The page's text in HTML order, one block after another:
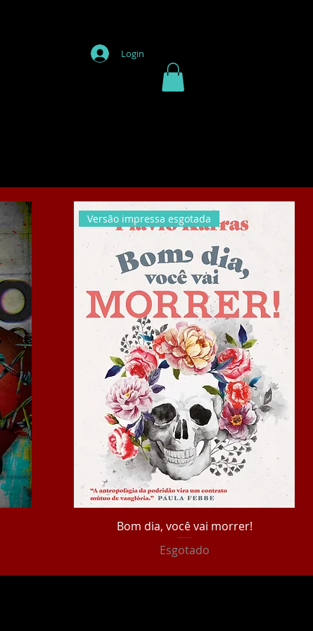
Login
Versão impressa esgotada
Bom dia, você vai morrer!
Esgotado